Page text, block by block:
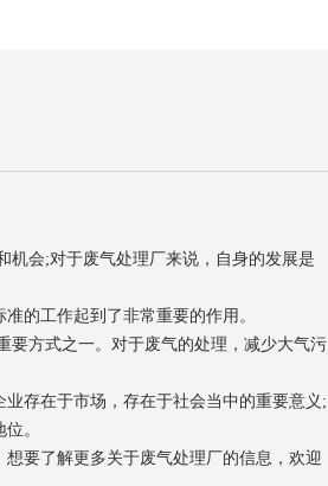
机会;对于废气处理厂来说，自身的发展是
的工作起到了非常重要的作用。
要方式之一。对于废气的处理，减少大气污
存在于市场，存在于社会当中的重要意义;
。
要了解更多关于废气处理厂的信息，欢迎